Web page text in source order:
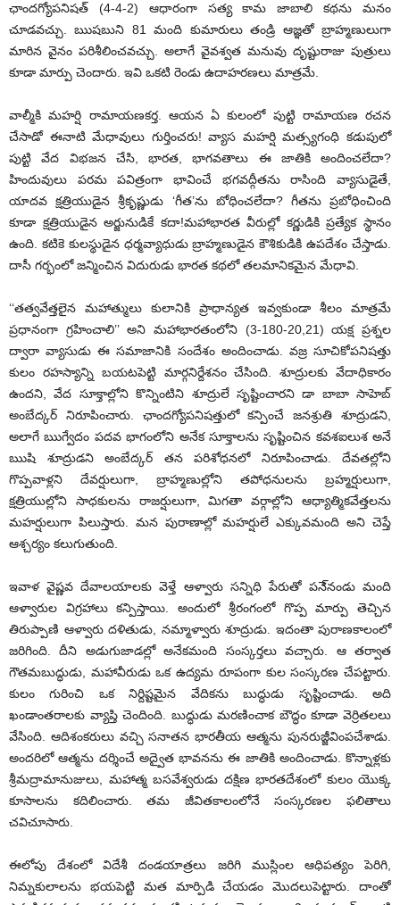
ఛాందగ్యోపనిషత్ (4-4-2) ఆధారంగా సత్య కామ జాబాలి కథను మనం
చూడవచ్చు. ఋషబుని 81 మంది కుమారులు తండ్రి ఆజ్ఞతో బ్రాహ్మణులుగా
మారిన వైనం పరిశీలించవచ్చు. అలాగే వైవశ్వత మనువు దృష్టురాజు పుత్రులు
కూడా మార్పు చెందారు. ఇవి ఒకటి రెండు ఉదాహరణలు మాత్రమే.
వాల్మీకి మహర్షి రామాయణకర్త. ఆయన ఏ కులంలో పుట్టి రామాయణ రచన
చేసాడో ఈనాటి మేధావులు గుర్తించరు! వ్యాస మహర్షి మత్స్యగంధి కడుపులో
పుట్టి వేద విభజన చేసి, భారత, భాగవతాలు ఈ జాతికి అందించలేదా?
హిందువులు పరమ పవిత్రంగా భావించే భగవద్గీతను రాసింది వ్యాసుడైతే,
యాదవ క్షత్రియుడైన శ్రీకృష్ణుడు ‘గీత’ను బోధించలేదా? గీతను ప్రబోధించింది
కూడా క్షత్రియుడైన అర్జునుడికే కదా!మహాభారత వీరుల్లో కర్ణుడికి ప్రత్యేక స్థానం
ఉంది. కటికె కులస్థుడైన ధర్మవ్యాధుడు బ్రాహ్మణుడైన కౌశికుడికి ఉపదేశం చేస్తాడు.
దాసీ గర్భంలో జన్మించిన విదురుడు భారత కథలో తలమానికమైన మేధావి.
‘‘తత్వవేత్తలైన మహాత్ములు కులానికి ప్రాధాన్యత ఇవ్వకుండా శీలం మాత్రమే
ప్రధానంగా గ్రహించాలి’’ అని మహాభారతంలోని (3-180-20,21) యక్ష ప్రశ్నల
ద్వారా వ్యాసుడు ఈ సమాజానికి సందేశం అందించాడు. వజ్ర సూచికోపనిషత్తు
కులం రహస్యాన్ని బయటపెట్టి మార్గనిర్దేశనం చేసింది. శూద్రులకు వేదాధికారం
ఉందని, వేద సూక్తాల్లోని కొన్నింటిని శూద్రులే సృష్టించారని డా బాబా సాహెబ్
అంబేద్కర్ నిరూపించారు. ఛాందగ్యోపనిషత్తులో కన్పించే జనశ్రుతి శూద్రుడని,
అలాగే ఋగ్వేదం పదవ భాగంలోని అనేక సూక్తాలను సృష్టించిన కవశఐలుశ అనే
ఋషి శూద్రుడని అంబేద్కర్ తన పరిశోధనలో నిరూపించాడు. దేవతల్లోని
గొప్పవాళ్లని దేవర్షులుగా, బ్రాహ్మణుల్లోని తపోధనులను బ్రహ్మర్షులుగా,
క్షత్రియుల్లోని సాధకులను రాజర్షులుగా, మిగతా వర్గాల్లోని ఆధ్యాత్మికవేత్తలను
మహర్షులుగా పిలుస్తారు. మన పురాణాల్లో మహర్షులే ఎక్కువమంది అని చెప్తే
ఆశ్చర్యం కలుగుతుంది.
ఇవాళ వైష్ణవ దేవాలయాలకు వెళ్తే ఆళ్వారు సన్నిధి పేరుతో పనె్నండు మంది
ఆళ్వారుల విగ్రహాలు కన్పిస్తాయి. అందులో శ్రీరంగంలో గొప్ప మార్పు తెచ్చిన
తిరుప్పాణి ఆళ్వారు దళితుడు, నమ్మాళ్వారు శూద్రుడు. ఇదంతా పురాణకాలంలో
జరిగింది. దీని అడుగుజాడల్లో అనేకమంది సంస్కర్తలు వచ్చారు. ఆ తర్వాత
గౌతమబుద్ధుడు, మహావీరుడు ఒక ఉద్యమ రూపంగా కుల సంస్కరణ చేపట్టారు.
కులం గురించి ఒక నిర్దిష్టమైన వేదికను బుద్ధుడు సృష్టించాడు. అది
ఖండాంతరాలకు వ్యాప్తి చెందింది. బుద్ధుడు మరణించాక బౌద్ధం కూడా వెర్రితలలు
వేసింది. ఆదిశంకరులు వచ్చి సనాతన భారతీయ ఆత్మను పునరుజ్జీవింపచేశాడు.
అందరిలో ఆత్మను దర్శించే అద్వైత భావనను ఈ జాతికి అందించాడు. కొన్నాళ్లకు
శ్రీమద్రామానుజులు, మహాత్మ బసవేశ్వరుడు దక్షిణ భారతదేశంలో కులం యొక్క
కూసాలను కదిలించారు. తమ జీవితకాలంలోనే సంస్కరణల ఫలితాలు
చవిచూసారు.
ఈలోపు దేశంలో విదేశీ దండయాత్రలు జరిగి ముస్లింల ఆధిపత్యం పెరిగి,
నిమ్నకులాలను భయపెట్టి మత మార్పిడి చేయడం మొదలుపెట్టారు. దాంతో